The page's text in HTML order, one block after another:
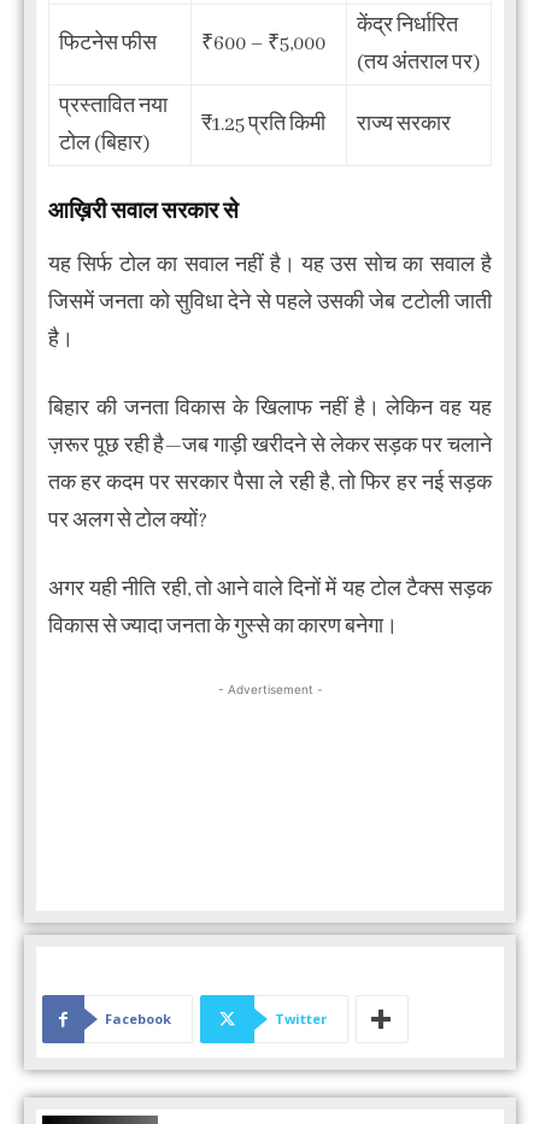
फिटनेस फीस ₹600 – ₹5,000
केंद्र निर्धारित
(तय अंतराल पर)
प्रस्तावित नया
टोल (बिहार)
₹1.25 प्रति किमी राज्य सरकार
आख़िरी सवाल सरकार से
यह सिर्फ टोल का सवाल नहीं है। यह उस सोच का सवाल है
जिसमें जनता को सुविधा देने से पहले उसकी जेब टटोली जाती
है।
बिहार की जनता विकास के खिलाफ नहीं है। लेकिन वह यह
ज़रूर पूछ रही है—जब गाड़ी खरीदने से लेकर सड़क पर चलाने
तक हर कदम पर सरकार पैसा ले रही है, तो फिर हर नई सड़क
पर अलग से टोल क्यों?
अगर यही नीति रही, तो आने वाले दिनों में यह टोल टैक्स सड़क
विकास से ज्यादा जनता के गुस्से का कारण बनेगा।
- Advertisement -
Facebook Twitter